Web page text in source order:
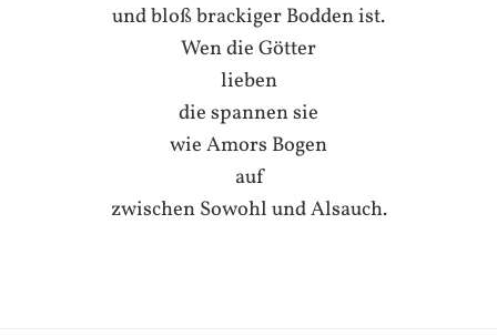
und bloß brackiger Bodden ist.
Wen die Götter
lieben
die spannen sie
wie Amors Bogen
auf
zwischen Sowohl und Alsauch.